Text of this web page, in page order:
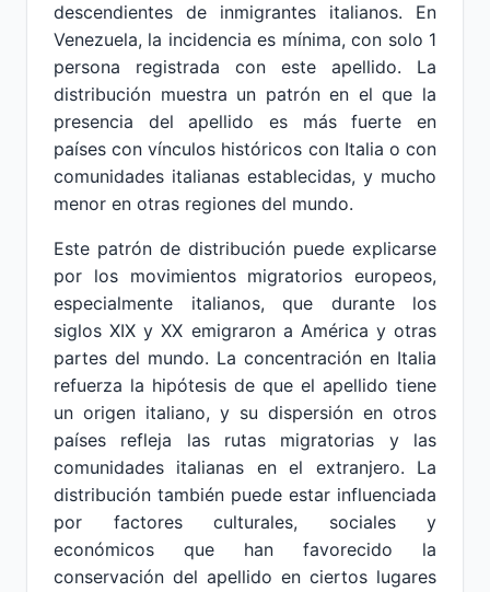
descendientes de inmigrantes italianos. En
Venezuela, la incidencia es mínima, con solo 1
persona registrada con este apellido. La
distribución muestra un patrón en el que la
presencia del apellido es más fuerte en
países con vínculos históricos con Italia o con
comunidades italianas establecidas, y mucho
menor en otras regiones del mundo.
Este patrón de distribución puede explicarse
por los movimientos migratorios europeos,
especialmente italianos, que durante los
siglos XIX y XX emigraron a América y otras
partes del mundo. La concentración en Italia
refuerza la hipótesis de que el apellido tiene
un origen italiano, y su dispersión en otros
países refleja las rutas migratorias y las
comunidades italianas en el extranjero. La
distribución también puede estar influenciada
por factores culturales, sociales y
económicos que han favorecido la
conservación del apellido en ciertos lugares